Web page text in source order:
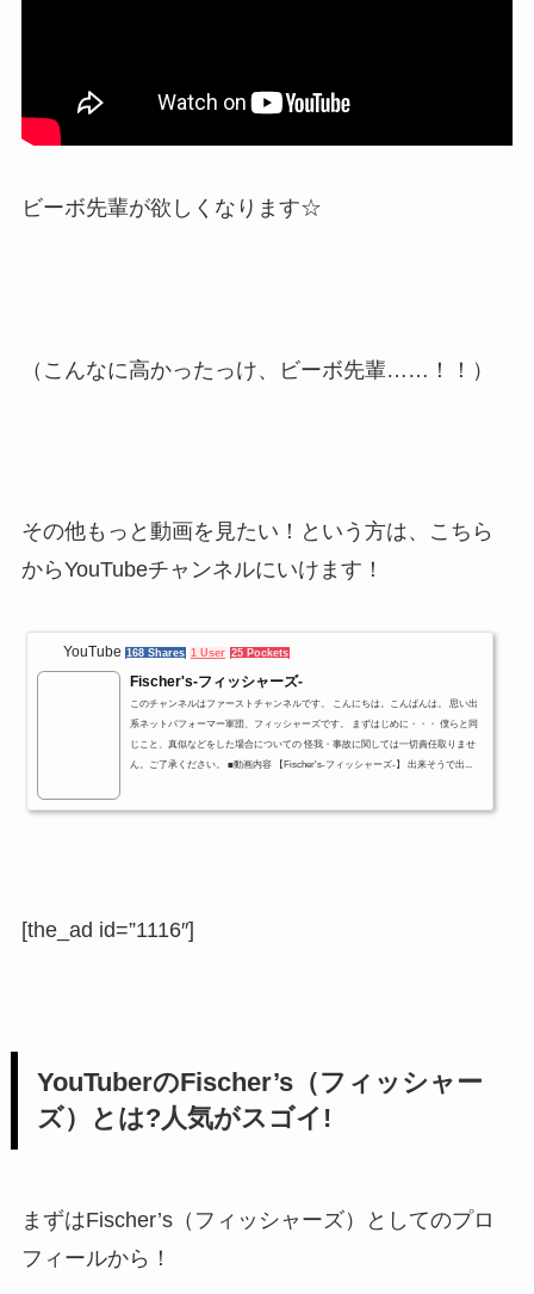
ビーボ先輩が欲しくなります☆
（こんなに高かったっけ、ビーボ先輩……！！）
その他もっと動画を見たい！という方は、こちら
からYouTubeチャンネルにいけます！
YouTube 168 Shares 1 User 25 Pockets
Fischer's-フィッシャーズ-
このチャンネルはファーストチャンネルです。 こんにちは。こんばんは。 思い出
系ネットパフォーマー軍団、フィッシャーズです。 まずはじめに・・・ 僕らと同
じこと、真似などをした場合についての 怪我・事故に関しては一切責任取りませ
ん。ご了承ください。 ■動画内容 【Fischer's-フィッシャーズ-】 出来そうで出...
[the_ad id=”1116″]
YouTuberのFischer’s（フィッシャー
ズ）とは?人気がスゴイ!
まずはFischer’s（フィッシャーズ）としてのプロ
フィールから！